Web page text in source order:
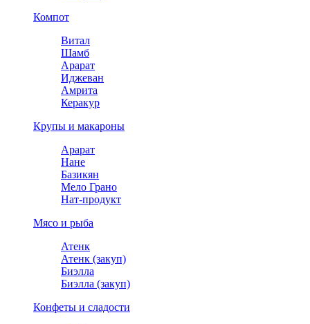
Компот
Витал
Шамб
Арарат
Иджеван
Амрита
Керакур
Крупы и макароны
Арарат
Нане
Базикян
Мело Грано
Нат-продукт
Мясо и рыба
Атенк
Атенк (закуп)
Биэлла
Биэлла (закуп)
Конфеты и сладости